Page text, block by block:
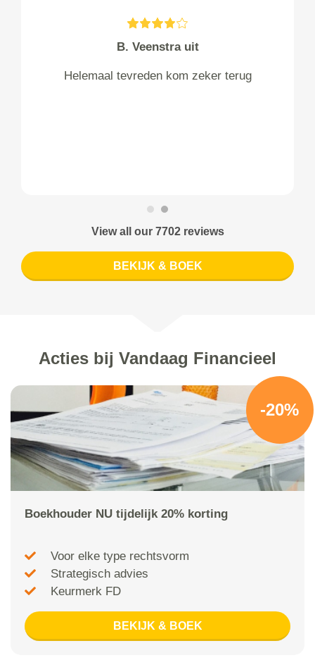
B. Veenstra uit
Helemaal tevreden kom zeker terug
View all our 7702 reviews
BEKIJK & BOEK
Acties bij Vandaag Financieel
-20%
Boekhouder NU tijdelijk 20% korting
Voor elke type rechtsvorm
Strategisch advies
Keurmerk FD
BEKIJK & BOEK